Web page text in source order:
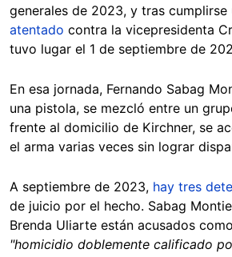
generales de 2023, y tras cumplirse
atentado contra la vicepresidenta
tuvo lugar el 1 de septiembre de
En esa jornada, Fernando Sabag
una pistola, se mezcló entre un
frente al domicilio de Kirchner, se
el arma varias veces sin lograr
A septiembre de 2023, hay tres
de juicio por el hecho. Sabag
Brenda Uliarte están acusados
"homicidio doblemente calificado